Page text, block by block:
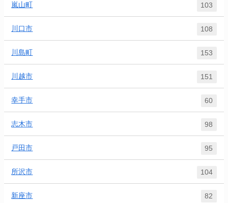
嵐山町 103
川口市 108
川島町 153
川越市 151
幸手市 60
志木市 98
戸田市 95
所沢市 104
新座市 82